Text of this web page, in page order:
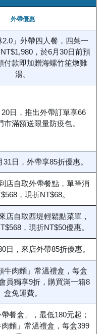
外帶優惠
2.0」外帶四人餐，四菜一
，於6月30日前預
付款即加贈海螺竹笙燉雞
湯。
日，推出外帶訂單享66
市滿額送限量防疫包。
31日，外帶享85折優惠。
店自取外帶餐點，單筆消
，現折NT$68。
店自取西堤輕鬆點菜單，
，現折NT$50優惠。
日，來店外帶85折優惠。
牛肉麵」常溫禮盒，每盒
員獨享9折，購買滿一箱8
盒免運費。
帶餐盒」，最低180元起；
肉麵」常溫禮盒，每盒399